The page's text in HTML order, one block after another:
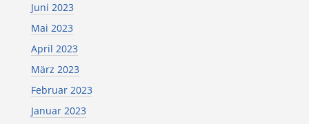
Juni 2023
Mai 2023
April 2023
März 2023
Februar 2023
Januar 2023